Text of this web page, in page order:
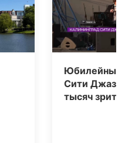
Юбилейный
Сити Джаз»
тысяч